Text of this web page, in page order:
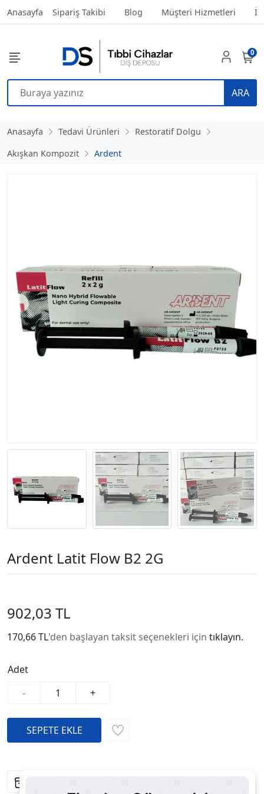
Anasayfa Sipariş Takibi Blog Müşteri Hizmetleri
ARA
0
Anasayfa Tedavi Ürünleri
Restoratif Dolgu
Akışkan Kompozit
Ardent
Ardent Latit Flow B2 2G
902,03 TL
170,66 TL'den başlayan taksit seçenekleri için tıklayın.
Adet
-
+